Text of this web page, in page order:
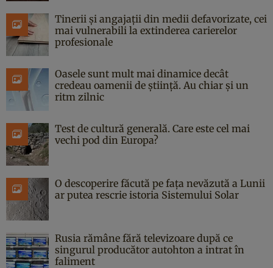
Tinerii și angajații din medii defavorizate, cei
mai vulnerabili la extinderea carierelor
profesionale
Oasele sunt mult mai dinamice decât
credeau oamenii de știință. Au chiar și un
ritm zilnic
Test de cultură generală. Care este cel mai
vechi pod din Europa?
O descoperire făcută pe fața nevăzută a Lunii
ar putea rescrie istoria Sistemului Solar
Rusia rămâne fără televizoare după ce
singurul producător autohton a intrat în
faliment